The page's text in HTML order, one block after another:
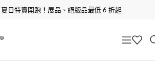
日特賣開跑！展品、絕版品最低 6 折起